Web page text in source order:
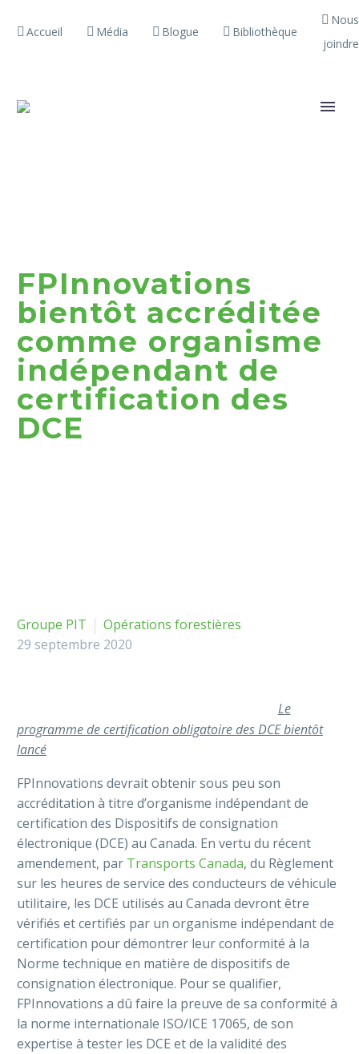
Accueil Média Blogue Bibliothèque
Nous
joindre
FPInnovations
bientôt accréditée
comme organisme
indépendant de
certification des
DCE
Groupe PIT
Opérations forestières
29 septembre 2020
Le
programme de certification obligatoire des DCE bientôt
lancé
FPInnovations devrait obtenir sous peu son
accréditation à titre d’organisme indépendant de
certification des Dispositifs de consignation
électronique (DCE) au Canada. En vertu du récent
amendement, par Transports Canada, du Règlement
sur les heures de service des conducteurs de véhicule
utilitaire, les DCE utilisés au Canada devront être
vérifiés et certifiés par un organisme indépendant de
certification pour démontrer leur conformité à la
Norme technique en matière de dispositifs de
consignation électronique. Pour se qualifier,
FPInnovations a dû faire la preuve de sa conformité à
la norme internationale ISO/ICE 17065, de son
expertise à tester les DCE et de la validité des